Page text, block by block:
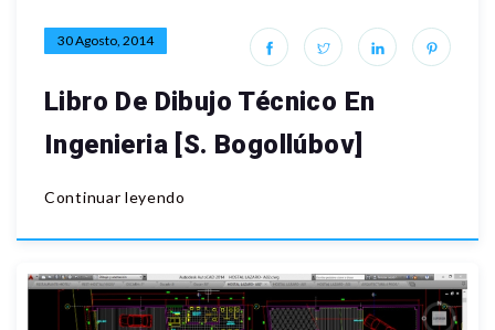
30 Agosto, 2014
Libro De Dibujo Técnico En
Ingenieria [S. Bogollúbov]
Continuar leyendo